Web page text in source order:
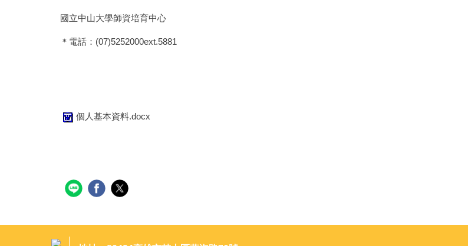
國立中山大學師資培育中心
＊電話：(07)5252000ext.5881
個人基本資料.docx